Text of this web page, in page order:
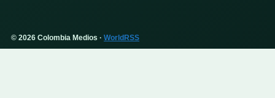
© 2026 Colombia Medios · WorldRSS